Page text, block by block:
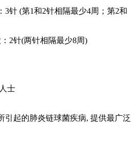
3针 (第1和2针相隔最少4周；第2和
2针(两针相隔最少8周)
士
引起的肺炎链球菌疾病, 提供最广泛